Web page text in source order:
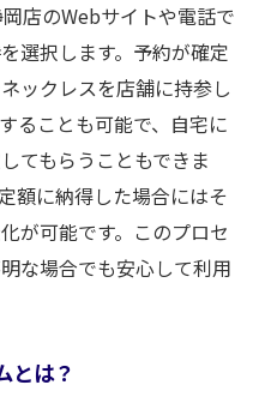
ザインを探る
保管状態
させる静岡市葵区での
見分け方
買取店比較
の交渉テクニック
店の秘密
店のWebサイトや電話で
選択します。予約が確定
ックレスを店舗に持参し
ることも可能で、自宅に
てもらうこともできま
額に納得した場合にはそ
が可能です。このプロセ
な場合でも安心して利用
とは？